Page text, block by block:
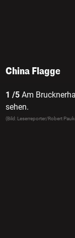
China Flagge
1 /5 Am
sehen.
(Bild: Leserreporter/Robert